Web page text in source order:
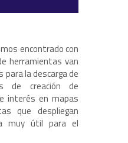
encontrado con
herramientas van
para la descarga de
de creación de
interés en mapas
que despliegan
muy útil para el